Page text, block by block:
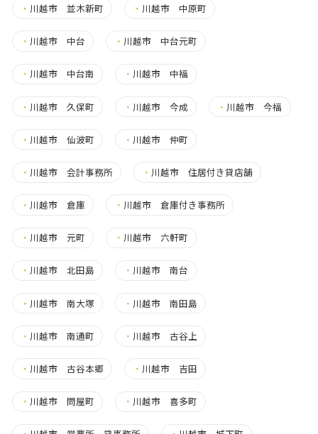
・ 川越市 並木新町 ・ 川越市 中原町
・ 川越市 中台 ・ 川越市 中台元町
・ 川越市 中台南 ・ 川越市 中福
・ 川越市 久保町 ・ 川越市 今成 ・ 川越市 今福
・ 川越市 仙波町 ・ 川越市 仲町
・ 川越市 会計事務所 ・ 川越市 住居付き貸店舗
・ 川越市 倉庫 ・ 川越市 倉庫付き事務所
・ 川越市 元町 ・ 川越市 六軒町
・ 川越市 北田島 ・ 川越市 南台
・ 川越市 南大塚 ・ 川越市 南田島
・ 川越市 南通町 ・ 川越市 古谷上
・ 川越市 古谷本郷 ・ 川越市 吉田
・ 川越市 問屋町 ・ 川越市 喜多町